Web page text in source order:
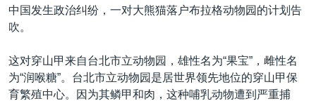
关注西藏
GEN Z 看美国
中国发生政治纠纷，一对大熊猫落户布拉格动物园的计划告
吹。
这对穿山甲来自台北市立动物园，雄性名为“果宝”，雌性名
为“润喉糖”。台北市立动物园是居世界领先地位的穿山甲保
育繁殖中心。因为其鳞甲和肉，这种哺乳动物遭到严重捕